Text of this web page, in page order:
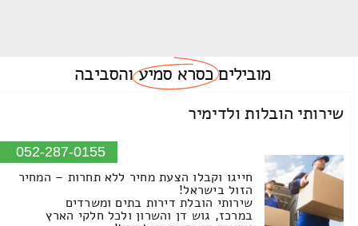
מוביליםכסרא סמיעוהסביבה
שירותי הובלות ולדימיר
052-287-0155
חייגו וקבלו הצעת מחיר ללא תחרות – המחיר
הזול בישראל!
שירותי הובלת דירות בתים ומשרדים
במרכז, גוש דן והשרון ולכל חלקי הארץ